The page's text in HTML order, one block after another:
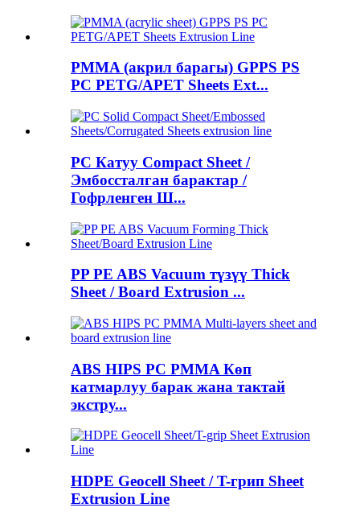
PMMA (акрил барагы) GPPS PS
PC PETG/APET Sheets Ext...
PC Катуу Compact Sheet /
Эмбоссталган барактар ​​/
Гофрленген Ш...
PP PE ABS Vacuum түзүү Thick
Sheet / Board Extrusion ...
ABS HIPS PC PMMA Көп
катмарлуу барак жана тактай
экстру...
HDPE Geocell Sheet / T-грип Sheet
Extrusion Line